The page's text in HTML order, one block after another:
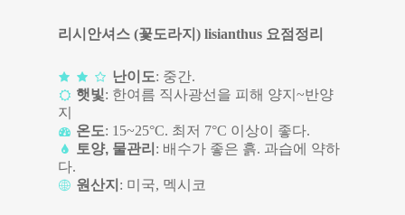
리시안셔스 (꽃도라지) lisianthus 요점정리
난이도: 중간.
햇빛: 한여름 직사광선을 피해 양지~반양
지
온도: 15~25°C. 최저 7°C 이상이 좋다.
토양, 물관리 : 배수가 좋은 흙. 과습에 약하
다.
원산지 : 미국, 멕시코